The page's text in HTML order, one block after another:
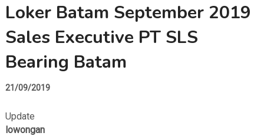
Loker Batam September 2019
Sales Executive PT SLS
Bearing Batam
21/09/2019
Update
lowongan